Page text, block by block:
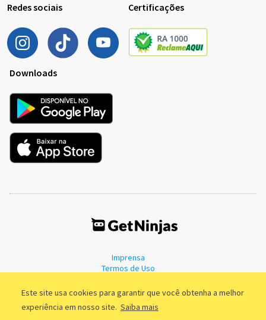
Este site usa cookies para garantir que você obtenha a melhor
experiência em nosso site. Saiba mais
Redes sociais Certificações
Downloads
Imprensa
Termos de Uso